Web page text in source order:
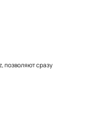
позволяют сразу